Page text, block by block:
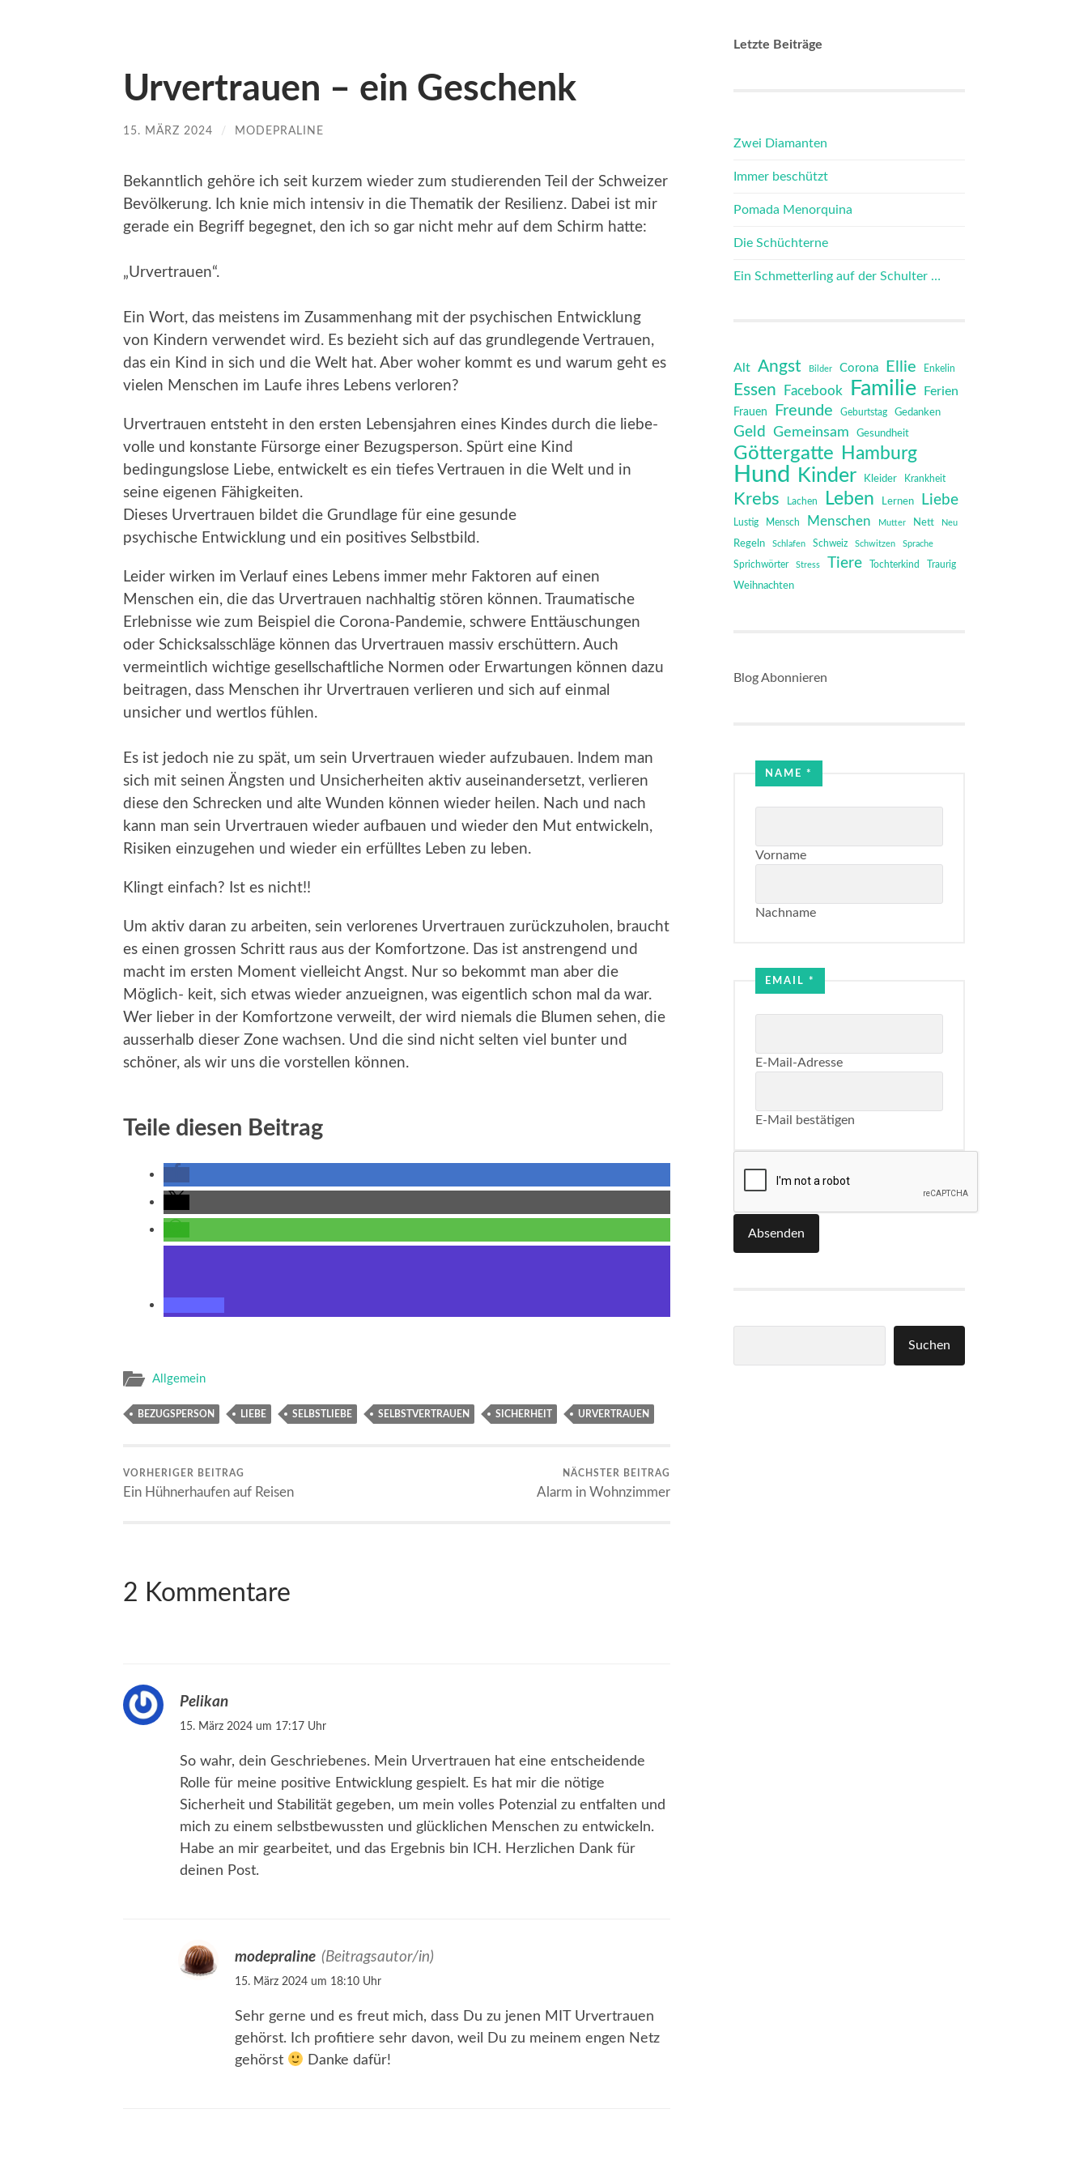
Urvertrauen – ein Geschenk
15. MÄRZ 2024 / MODEPRALINE
Bekanntlich gehöre ich seit kurzem wieder zum studierenden Teil der Schweizer
Bevölkerung. Ich knie mich intensiv in die Thematik der Resilienz. Dabei ist mir
gerade ein Begriff begegnet, den ich so gar nicht mehr auf dem Schirm hatte:
„Urvertrauen“.
Ein Wort, das meistens im Zusammenhang mit der psychischen Entwicklung
von Kindern verwendet wird. Es bezieht sich auf das grundlegende Vertrauen,
das ein Kind in sich und die Welt hat. Aber woher kommt es und warum geht es
vielen Menschen im Laufe ihres Lebens verloren?
Urvertrauen entsteht in den ersten Lebensjahren eines Kindes durch die liebe-
volle und konstante Fürsorge einer Bezugsperson. Spürt eine Kind
bedingungslose Liebe, entwickelt es ein tiefes Vertrauen in die Welt und in
seine eigenen Fähigkeiten.
Dieses Urvertrauen bildet die Grundlage für eine gesunde
psychische Entwicklung und ein positives Selbstbild.
Leider wirken im Verlauf eines Lebens immer mehr Faktoren auf einen
Menschen ein, die das Urvertrauen nachhaltig stören können. Traumatische
Erlebnisse wie zum Beispiel die Corona-Pandemie, schwere Enttäuschungen
oder Schicksalsschläge können das Urvertrauen massiv erschüttern. Auch
vermeintlich wichtige gesellschaftliche Normen oder Erwartungen können dazu
beitragen, dass Menschen ihr Urvertrauen verlieren und sich auf einmal
unsicher und wertlos fühlen.
Es ist jedoch nie zu spät, um sein Urvertrauen wieder aufzubauen. Indem man
sich mit seinen Ängsten und Unsicherheiten aktiv auseinandersetzt, verlieren
diese den Schrecken und alte Wunden können wieder heilen. Nach und nach
kann man sein Urvertrauen wieder aufbauen und wieder den Mut entwickeln,
Risiken einzugehen und wieder ein erfülltes Leben zu leben.
Klingt einfach? Ist es nicht!!
Um aktiv daran zu arbeiten, sein verlorenes Urvertrauen zurückzuholen, braucht
es einen grossen Schritt raus aus der Komfortzone. Das ist anstrengend und
macht im ersten Moment vielleicht Angst. Nur so bekommt man aber die
Möglich- keit, sich etwas wieder anzueignen, was eigentlich schon mal da war.
Wer lieber in der Komfortzone verweilt, der wird niemals die Blumen sehen, die
ausserhalb dieser Zone wachsen. Und die sind nicht selten viel bunter und
schöner, als wir uns die vorstellen können.
Teile diesen Beitrag
Allgemein
BEZUGSPERSON LIEBE SELBSTLIEBE SELBSTVERTRAUEN SICHERHEIT URVERTRAUEN
VORHERIGER BEITRAG
Ein Hühnerhaufen auf Reisen
NÄCHSTER BEITRAG
Alarm in Wohnzimmer
2 Kommentare
Pelikan
15. März 2024 um 17:17 Uhr
So wahr, dein Geschriebenes. Mein Urvertrauen hat eine entscheidende
Rolle für meine positive Entwicklung gespielt. Es hat mir die nötige
Sicherheit und Stabilität gegeben, um mein volles Potenzial zu entfalten und
mich zu einem selbstbewussten und glücklichen Menschen zu entwickeln.
Habe an mir gearbeitet, und das Ergebnis bin ICH. Herzlichen Dank für
deinen Post.
modepraline (Beitragsautor/in)
15. März 2024 um 18:10 Uhr
Sehr gerne und es freut mich, dass Du zu jenen MIT Urvertrauen
gehörst. Ich profitiere sehr davon, weil Du zu meinem engen Netz
gehörst
Danke dafür!
Letzte Beiträge
Zwei Diamanten
Immer beschützt
Pomada Menorquina
Die Schüchterne
Ein Schmetterling auf der Schulter …
Alt Angst Bilder Corona Ellie Enkelin
Essen Facebook Familie Ferien
Frauen Freunde Geburtstag Gedanken
Geld Gemeinsam Gesundheit
Göttergatte Hamburg
Hund Kinder Kleider Krankheit
Krebs Lachen Leben Lernen Liebe
Lustig Mensch Menschen Mutter Nett Neu
Regeln Schlafen Schweiz Schwitzen Sprache
Sprichwörter Stress Tiere Tochterkind Traurig
Weihnachten
Blog Abonnieren
Name
Name
NAME *
Vorname
Nachname
EMAIL *
E-Mail-Adresse
E-Mail bestätigen
Absenden
Suchen